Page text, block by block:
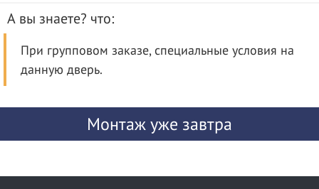
А вы знаете? что:
При групповом заказе, специальные условия на
данную дверь.
Монтаж уже завтра